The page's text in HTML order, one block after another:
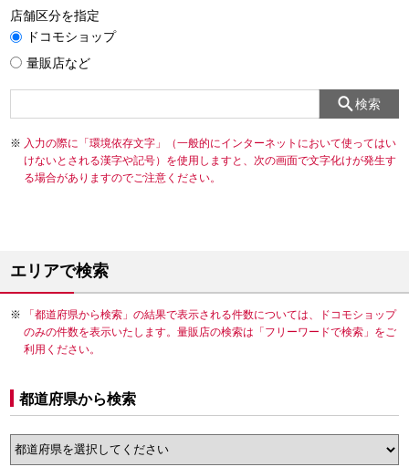
店舗区分を指定
ドコモショップ
量販店など
検索
入力の際に「環境依存文字」（一般的にインターネットにおいて使ってはい
けないとされる漢字や記号）を使用しますと、次の画面で文字化けが発生す
る場合がありますのでご注意ください。
エリアで検索
「都道府県から検索」の結果で表示される件数については、ドコモショップ
のみの件数を表示いたします。量販店の検索は「フリーワードで検索」をご
利用ください。
都道府県から検索